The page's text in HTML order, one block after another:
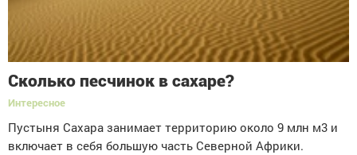
Сколько песчинок в сахаре?
Интересное
Пустыня Сахара занимает территорию около 9 млн м3 и
включает в себя большую часть Северной Африки.